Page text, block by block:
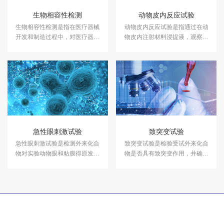
生物相容性检测
生物相容性检测是指在医疗器械
开发和制造过程中，对医疗器械
动物皮内反应试验
动物皮内反应试验是指通过在动
物皮内注射材料浸提液，观察材
急性眼刺激试验
急性眼刺激试验是检测外来化合
物对实验动物眼和粘膜得原发性
检测中心可提供急性眼刺激试验
致突变试验
致突变试验是检验受试外来化合
物是否具有致突变作用，并确定
样品做致突变试验，出具第三方